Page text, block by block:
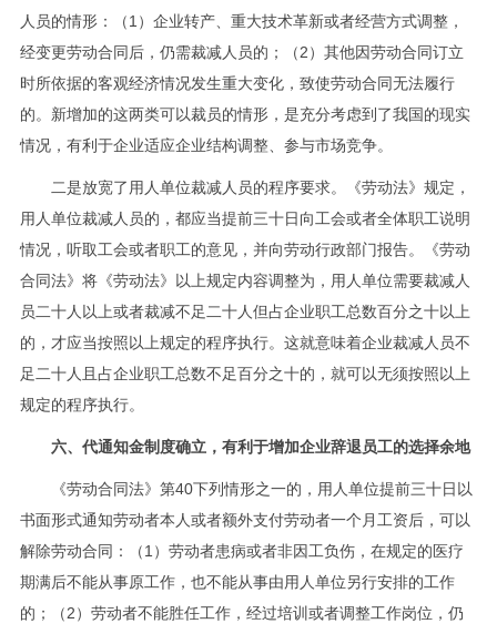
人员的情形：（1）企业转产、重大技术革新或者经营方式调整，
经变更劳动合同后，仍需裁减人员的；（2）其他因劳动合同订立
时所依据的客观经济情况发生重大变化，致使劳动合同无法履行
的。新增加的这两类可以裁员的情形，是充分考虑到了我国的现实
情况，有利于企业适应企业结构调整、参与市场竞争。
二是放宽了用人单位裁减人员的程序要求。《劳动法》规定，
用人单位裁减人员的，都应当提前三十日向工会或者全体职工说明
情况，听取工会或者职工的意见，并向劳动行政部门报告。《劳动
合同法》将《劳动法》以上规定内容调整为，用人单位需要裁减人
员二十人以上或者裁减不足二十人但占企业职工总数百分之十以上
的，才应当按照以上规定的程序执行。这就意味着企业裁减人员不
足二十人且占企业职工总数不足百分之十的，就可以无须按照以上
规定的程序执行。
六、代通知金制度确立，有利于增加企业辞退员工的选择余地
《劳动合同法》第40下列情形之一的，用人单位提前三十日以
书面形式通知劳动者本人或者额外支付劳动者一个月工资后，可以
解除劳动合同：（1）劳动者患病或者非因工负伤，在规定的医疗
期满后不能从事原工作，也不能从事由用人单位另行安排的工作
的；（2）劳动者不能胜任工作，经过培训或者调整工作岗位，仍